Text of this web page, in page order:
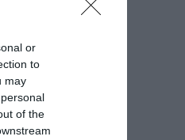
or
to
may
of the